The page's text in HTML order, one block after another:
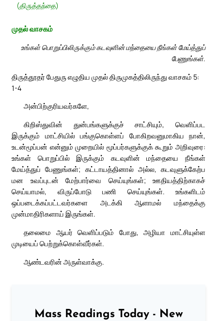
(திருத்தந்தை)
முதல் வாசகம்
உங்கள் பொறுப்பிலிருக்கும் கடவுளின் மந்தையை நீங்கள் மேய்த்துப்
பேணுங்கள்.
திருத்தூதர் பேதுரு எழுதிய முதல் திருமுகத்திலிருந்து வாசகம் 5:
1-4
அன்பிற்குரியவர்களே,
கிறிஸ்துவின் துன்பங்களுக்குச் சாட்சியும், வெளிப்பட
இருக்கும் மாட்சியில் பங்குகொள்ளப் போகிறவனுமாகிய நான்,
உடன்மூப்பன் என்னும் முறையில் மூப்பர்களுக்குக் கூறும் அறிவுரை:
உங்கள் பொறுப்பில் இருக்கும் கடவுளின் மந்தையை நீங்கள்
மேய்த்துப் பேணுங்கள்; கட்டாயத்தினால் அல்ல, கடவுளுக்கேற்ப
மன உவப்புடன் மேற்பார்வை செய்யுங்கள்; ஊதியத்திற்காகச்
செய்யாமல், விருப்போடு பணி செய்யுங்கள். உங்களிடம்
ஒப்படைக்கப்பட்டவர்களை அடக்கி ஆளாமல் மந்தைக்கு
முன்மாதிரிகளாய் இருங்கள்.
தலைமை ஆயர் வெளிப்படும் போது, அழியா மாட்சியுள்ள
முடியைப் பெற்றுக்கொள்வீர்கள்.
ஆண்டவரின் அருள்வாக்கு.
Mass Readings Today - New